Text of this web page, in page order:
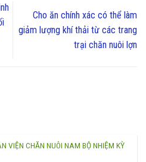
Cho ăn chính xác có thể làm
giảm lượng khí thải từ các trang
trại chăn nuôi lợn
VIỆN CHĂN NUÔI NAM BỘ NHIỆM KỲ